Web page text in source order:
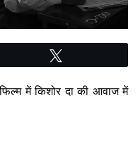
में किशोर दा की आवाज में